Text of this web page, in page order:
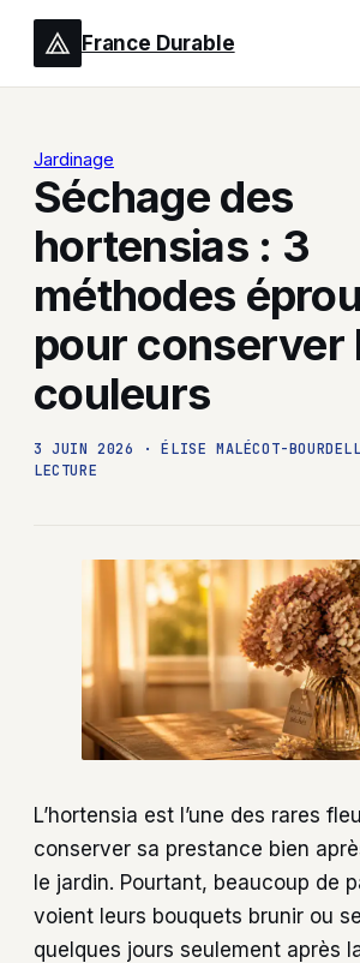
France Durable
Jardinage
Séchage des
hortensias : 3
méthodes
pour conserver
couleurs
3 JUIN 2026 · ÉLISE MALÉCOT-
LECTURE
L’hortensia est l’une des rares
conserver sa prestance bien
le jardin. Pourtant, beaucoup de
voient leurs bouquets brunir ou
quelques jours seulement après